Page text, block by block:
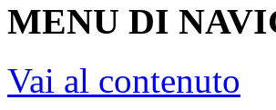
MENU DI
Vai al contenuto